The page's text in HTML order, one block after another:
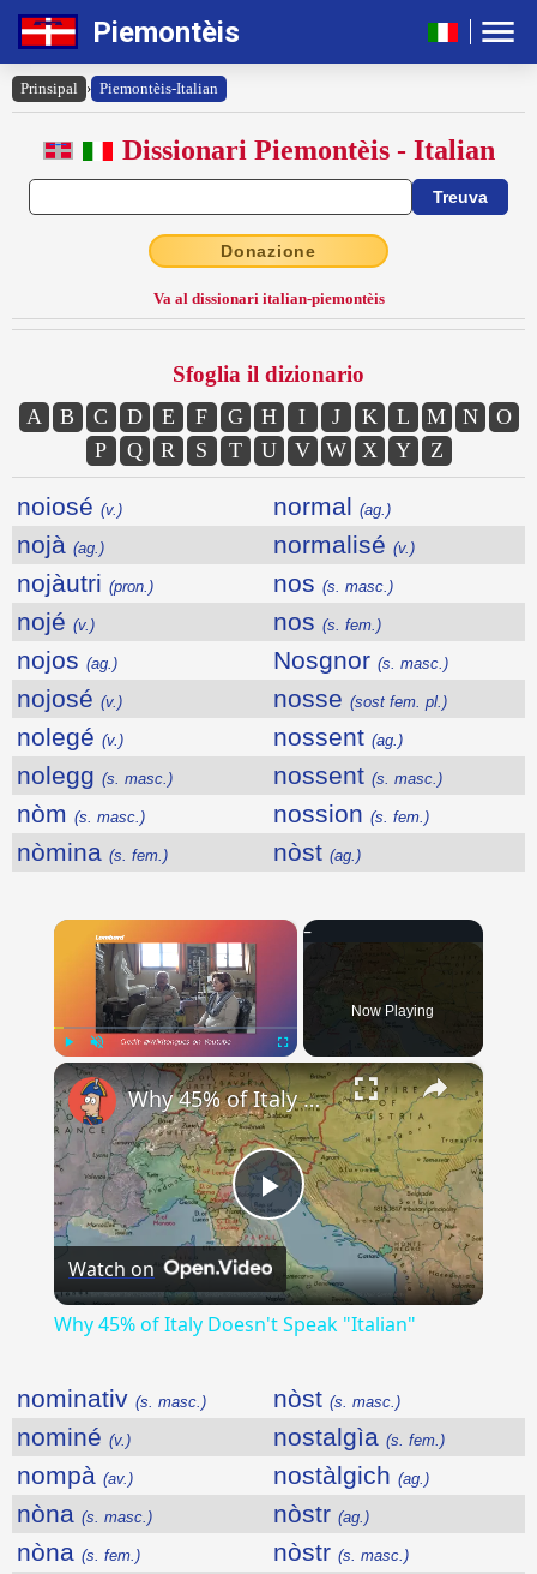
Piemontèis
Prinsipal › Piemontèis-Italian
Dissionari Piemontèis - Italian
Donazione
Va al dissionari italian-piemontèis
Sfoglia il dizionario
A B C D E F G H I J K L M N
O
P
Q R S T U V W X Y Z
noiosé (v.) normal (ag.)
nojà (ag.) normalisé (v.)
nojàutri (pron.) nos (s. masc.)
nojé (v.) nos (s. fem.)
nojos (ag.) Nosgnor (s. masc.)
nojosé (v.) nosse (sost fem. pl.)
nolegé (v.) nossent (ag.)
nolegg (s. masc.) nossent (s. masc.)
nòm (s. masc.) nossion (s. fem.)
nòmina (s. fem.) nòst (ag.)
×
Play Unmute Fullscreen
Now Playing
×
Play
Video
Why 45% of Italy Doesn't Speak "Italian"
Watch on
Why 45% of Italy Doesn't Speak "Italian"
nominativ (s. masc.) nòst (s. masc.)
nominé (v.) nostalgìa (s. fem.)
nompà (av.) nostàlgich (ag.)
nòna (s. masc.) nòstr (ag.)
nòna (s. fem.) nòstr (s. masc.)